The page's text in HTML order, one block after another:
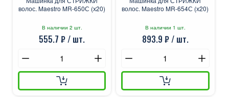
волос. Maestro MR-650С (х20)
В наличии 2 шт.
555.7 ₽ / шт.
волос. Maestro MR-654С (х20)
В наличии 1 шт.
893.9 ₽ / шт.